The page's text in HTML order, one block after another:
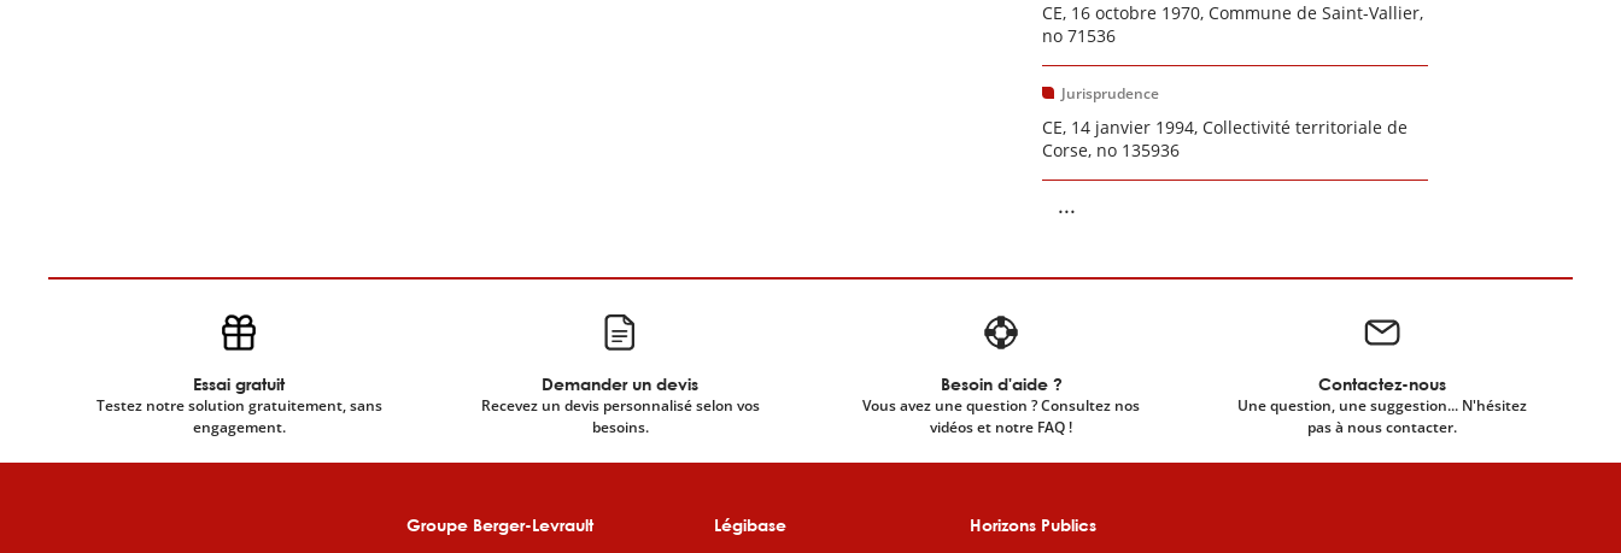
CE, 16 octobre 1970, Commune de Saint-Vallier,
no 71536
Jurisprudence
CE, 14 janvier 1994, Collectivité territoriale de
Corse, no 135936
...
Essai gratuit
Testez notre solution gratuitement, sans
engagement.
Demander un devis
Recevez un devis personnalisé selon vos
besoins.
Besoin d'aide ?
Vous avez une question ? Consultez nos
vidéos et notre FAQ !
Contactez-nous
Une question, une suggestion... N'hésitez
pas à nous contacter.
Groupe Berger-Levrault Légibase Horizons Publics